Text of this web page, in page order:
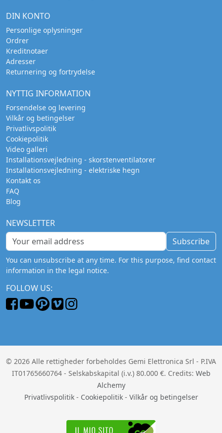
DIN KONTO
Personlige oplysninger
Ordrer
Kreditnotaer
Adresser
Returnering og fortrydelse
NYTTIG INFORMATION
Forsendelse og levering
Vilkår og betingelser
Privatlivspolitik
Cookiepolitik
Video galleri
Installationsvejledning - skorstenventilatorer
Installationsvejledning - elektriske hegn
Kontakt os
FAQ
Blog
NEWSLETTER
Subscribe
You can unsubscribe at any time. For this purpose, find contact
information in the legal notice.
FOLLOW US:
© 2026 Alle rettigheder forbeholdes Gemi Elettronica Srl - P.IVA
IT01765660764 - Selskabskapital (i.v.) 80.000 €. Credits: Web
Alchemy
Privatlivspolitik- Cookiepolitik- Vilkår og betingelser